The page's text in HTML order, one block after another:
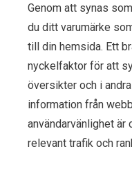
Genom att synas
du ditt varumärke
till din hemsida. Ett
nyckelfaktor för att
översikter och i
information från
användarvänlighet är
relevant trafik och